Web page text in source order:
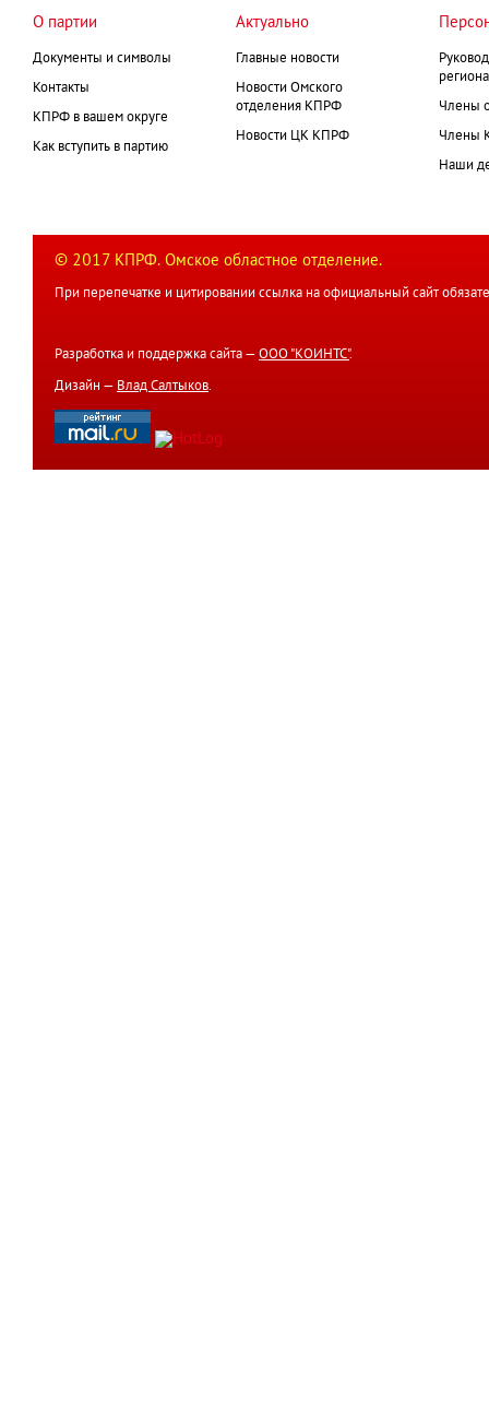
О партии
Документы и символы
Контакты
КПРФ в вашем округе
Как вступить в партию
Актуально
Главные новости
Новости Омского
отделения КПРФ
Новости ЦК КПРФ
Члены
Члены
Наши
© 2017 КПРФ. Омское областное отделение.
При перепечатке и цитировании ссылка на официальный сайт
Разработка и поддержка сайта — ООО "КОИНТС".
Дизайн — Влад Салтыков.